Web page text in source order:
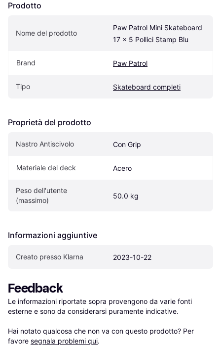
Prodotto
Nome del prodotto
Paw Patrol Mini Skateboard
17 x 5 Pollici Stamp Blu
Brand Paw Patrol
Tipo Skateboard completi
Proprietà del prodotto
Nastro Antiscivolo Con Grip
Materiale del deck Acero
Peso dell'utente
(massimo)
50.0 kg
Informazioni aggiuntive
Creato presso Klarna 2023-10-22
Feedback
Le informazioni riportate sopra provengono da varie fonti
esterne e sono da considerarsi puramente indicative.
Hai notato qualcosa che non va con questo prodotto? Per
favore segnala problemi qui.